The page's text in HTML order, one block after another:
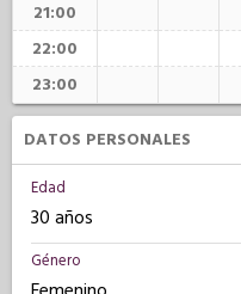
21:00
22:00
23:00
DATOS PERSONALES
Edad
30 años
Género